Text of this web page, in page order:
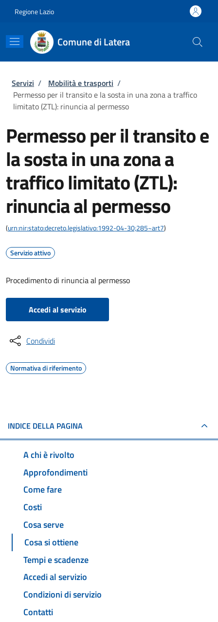
Regione Lazio
Comune di Latera
Briciole di pane
Servizi / Mobilità e trasporti /
Permesso per il transito e la sosta in una zona a traffico
limitato (ZTL): rinuncia al permesso
Permesso per il transito e
la sosta in una zona a
traffico limitato (ZTL):
rinuncia al permesso
(urn:nir:stato:decreto.legislativo:1992-04-30;285~art7)
Servizio attivo
Procedimento di rinuncia al permesso
Accedi al servizio
Condividi
Normativa di riferimento
INDICE DELLA PAGINA
A chi è rivolto
Approfondimenti
Come fare
Costi
Cosa serve
Cosa si ottiene
Tempi e scadenze
Accedi al servizio
Condizioni di servizio
Contatti